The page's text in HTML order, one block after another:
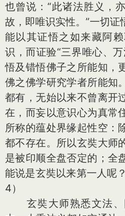
也曾说：“此诸法胜义，
故，即唯识实性。”一切证
能以其证悟之如来藏阿
识，而证验“三界唯心、
悟及错悟佛子之所能知，
佛之佛学研究学者所能知
都有，无始以来不曾离开
在，而妄以意识心为真常
所称的蕴处界缘起性空：
都不存在。所以玄奘大师
是被印顺全盘否定的；全
能说是玄奘以来第一人
4）
玄奘大师熟悉文法、